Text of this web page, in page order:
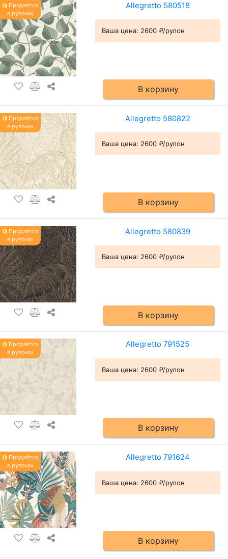
Продаётся
в рулонах
Allegretto 580518
Ваша цена: 2600 ₽/рулон
В корзину
Продаётся
в рулонах
Allegretto 580822
Ваша цена: 2600 ₽/рулон
В корзину
Продаётся
в рулонах
Allegretto 580839
Ваша цена: 2600 ₽/рулон
В корзину
Продаётся
в рулонах
Allegretto 791525
Ваша цена: 2600 ₽/рулон
В корзину
Продаётся
в рулонах
Allegretto 791624
Ваша цена: 2600 ₽/рулон
В корзину